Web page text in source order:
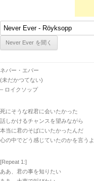
ネバー・エバー
(未だかつてない)
– ロイクソップ
死にそうな程君に会いたかった
話しかけるチャンスを望みながら
本当に君のそばにいたかったんだ
心の中でどう感じていたのかを言うよ
[Repeat 1:]
ああ、君の事を知りたい